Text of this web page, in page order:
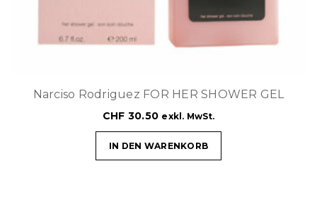
Narciso Rodriguez FOR HER SHOWER GEL
CHF 30.50 exkl. MwSt.
IN DEN WARENKORB